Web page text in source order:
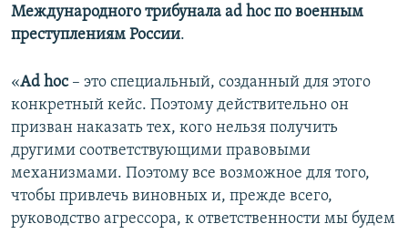
Международного трибунала ad hocпо военным
преступлениям России.
«Ad hoc – это специальный, созданный для этого
конкретный кейс. Поэтому действительно он
призван наказать тех, кого нельзя получить
другими соответствующими правовыми
механизмами. Поэтому все возможное для того,
чтобы привлечь виновных и, прежде всего,
руководство агрессора, к ответственности мы будем